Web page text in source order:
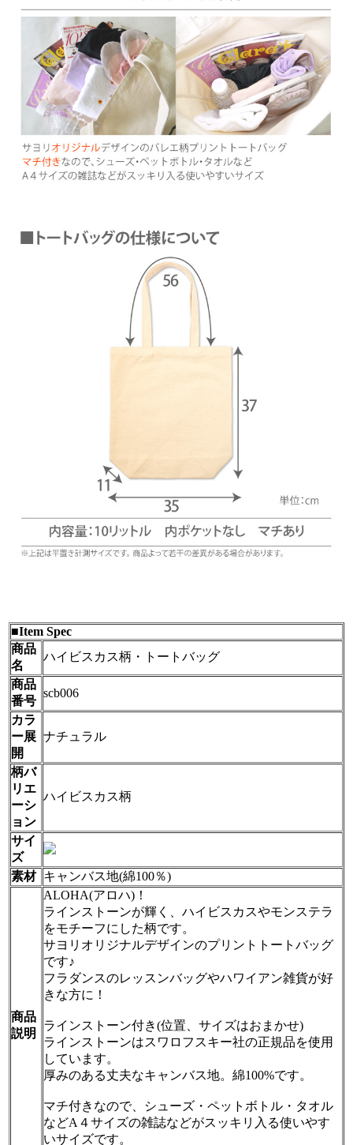
■Item Spec
商品
名
ハイビスカス柄・トートバッグ
商品
番号
scb006
カラ
ー展
開
ナチュラル
柄バ
リエ
ーシ
ョン
ハイビスカス柄
サイ
ズ
素材 キャンバス地(綿100％)
商品
説明
ALOHA(アロハ)！
ラインストーンが輝く、ハイビスカスやモンステラ
をモチーフにした柄です。
サヨリオリジナルデザインのプリントトートバッグ
です♪
フラダンスのレッスンバッグやハワイアン雑貨が好
きな方に！
ラインストーン付き(位置、サイズはおまかせ)
ラインストーンはスワロフスキー社の正規品を使用
しています。
厚みのある丈夫なキャンバス地。綿100%です。
マチ付きなので、シューズ・ペットボトル・タオル
などA４サイズの雑誌などがスッキリ入る使いやす
いサイズです。